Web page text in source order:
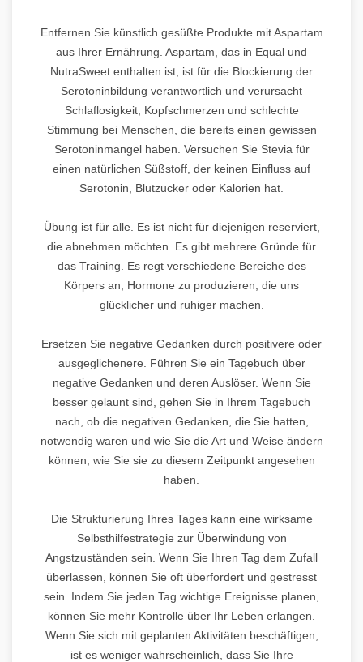
Entfernen Sie künstlich gesüßte Produkte mit Aspartam
aus Ihrer Ernährung. Aspartam, das in Equal und
NutraSweet enthalten ist, ist für die Blockierung der
Serotoninbildung verantwortlich und verursacht
Schlaflosigkeit, Kopfschmerzen und schlechte
Stimmung bei Menschen, die bereits einen gewissen
Serotoninmangel haben. Versuchen Sie Stevia für
einen natürlichen Süßstoff, der keinen Einfluss auf
Serotonin, Blutzucker oder Kalorien hat.
Übung ist für alle. Es ist nicht für diejenigen reserviert,
die abnehmen möchten. Es gibt mehrere Gründe für
das Training. Es regt verschiedene Bereiche des
Körpers an, Hormone zu produzieren, die uns
glücklicher und ruhiger machen.
Ersetzen Sie negative Gedanken durch positivere oder
ausgeglichenere. Führen Sie ein Tagebuch über
negative Gedanken und deren Auslöser. Wenn Sie
besser gelaunt sind, gehen Sie in Ihrem Tagebuch
nach, ob die negativen Gedanken, die Sie hatten,
notwendig waren und wie Sie die Art und Weise ändern
können, wie Sie sie zu diesem Zeitpunkt angesehen
haben.
Die Strukturierung Ihres Tages kann eine wirksame
Selbsthilfestrategie zur Überwindung von
Angstzuständen sein. Wenn Sie Ihren Tag dem Zufall
überlassen, können Sie oft überfordert und gestresst
sein. Indem Sie jeden Tag wichtige Ereignisse planen,
können Sie mehr Kontrolle über Ihr Leben erlangen.
Wenn Sie sich mit geplanten Aktivitäten beschäftigen,
ist es weniger wahrscheinlich, dass Sie Ihre